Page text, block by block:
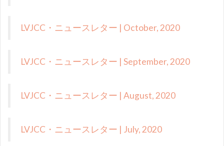
LVJCC・ニュースレター | October, 2020
LVJCC・ニュースレター | September, 2020
LVJCC・ニュースレター | August, 2020
LVJCC・ニュースレター | July, 2020